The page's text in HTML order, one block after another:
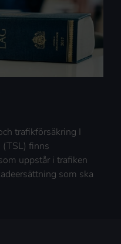
trafikförsäkring I
finns
uppstår i trafiken
som ska